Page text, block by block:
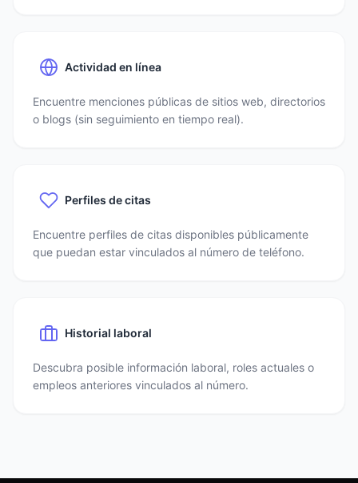
Actividad en línea
Encuentre menciones públicas de sitios web, directorios
o blogs (sin seguimiento en tiempo real).
Perfiles de citas
Encuentre perfiles de citas disponibles públicamente
que puedan estar vinculados al número de teléfono.
Historial laboral
Descubra posible información laboral, roles actuales o
empleos anteriores vinculados al número.